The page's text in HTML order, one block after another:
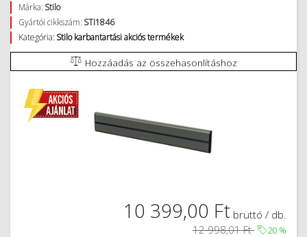
Márka: Stilo
Gyártói cikkszám: STI1846
Kategória: Stilo karbantartási akciós termékek
Hozzáadás az összehasonlításhoz
10 399,00 Ft bruttó / db.
12 998,01 Ft
20 %